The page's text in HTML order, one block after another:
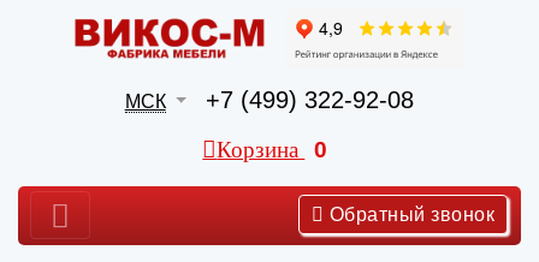
МСК +7 (499) 322-92-08
Корзина 0
Обратный звонок